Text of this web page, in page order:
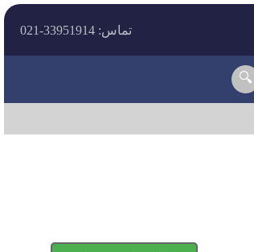
تماس: 33951914-021
🔍